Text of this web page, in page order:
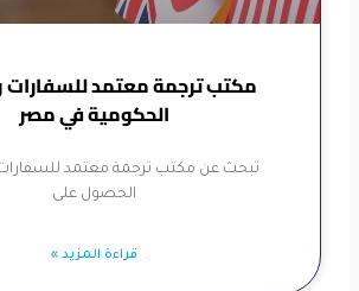
مكتب ترجمة معتمد للسفارات
الحكومية في مصر
تبحث عن مكتب ترجمة معتمد
الحصول على
قراءة المزيد »